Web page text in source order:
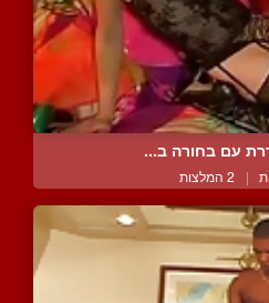
עם בחורה ב...
| 2 המלצות